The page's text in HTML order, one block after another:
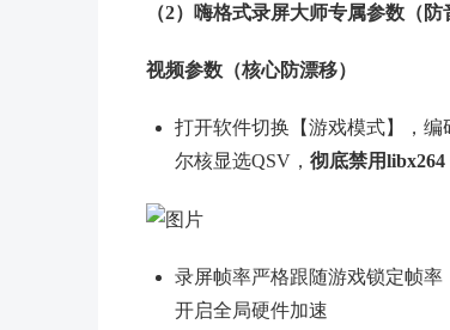
（2）嗨格式录屏大师专属参数（防
视频参数（核心防漂移）
打开软件切换【游戏模式】，
尔核显选QSV， 彻底禁用
录屏帧率严格跟随游戏锁定帧率
开启全局硬件加速